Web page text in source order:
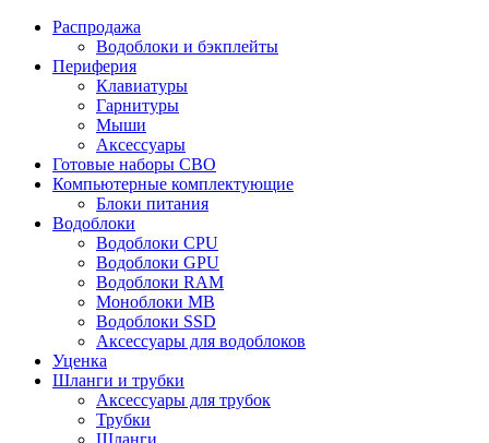
Распродажа
Водоблоки и бэкплейты
Периферия
Клавиатуры
Гарнитуры
Мыши
Аксессуары
Готовые наборы СВО
Компьютерные комплектующие
Блоки питания
Водоблоки
Водоблоки CPU
Водоблоки GPU
Водоблоки RAM
Моноблоки MB
Водоблоки SSD
Аксессуары для водоблоков
Уценка
Шланги и трубки
Аксессуары для трубок
Трубки
Шланги